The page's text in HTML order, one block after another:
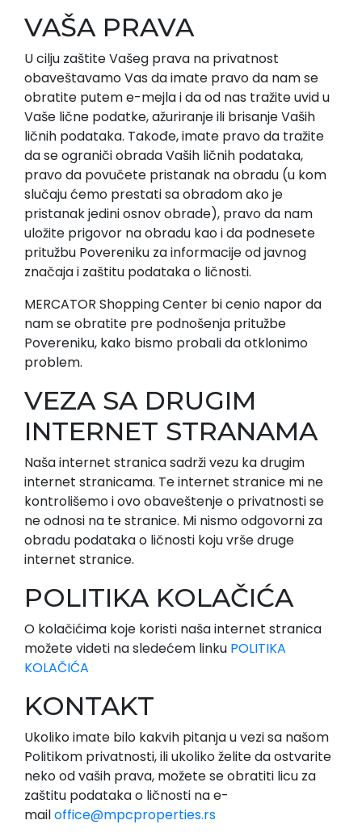
VAŠA PRAVA
U cilju zaštite Vašeg prava na privatnost
obaveštavamo Vas da imate pravo da nam se
obratite putem e-mejla i da od nas tražite uvid u
Vaše lične podatke, ažuriranje ili brisanje Vaših
ličnih podataka. Takođe, imate pravo da tražite
da se ograniči obrada Vaših ličnih podataka,
pravo da povučete pristanak na obradu (u kom
slučaju ćemo prestati sa obradom ako je
pristanak jedini osnov obrade), pravo da nam
uložite prigovor na obradu kao i da podnesete
pritužbu Povereniku za informacije od javnog
značaja i zaštitu podataka o ličnosti.
MERCATOR Shopping Center bi cenio napor da
nam se obratite pre podnošenja pritužbe
Povereniku, kako bismo probali da otklonimo
problem.
VEZA SA DRUGIM
INTERNET STRANAMA
Naša internet stranica sadrži vezu ka drugim
internet stranicama. Te internet stranice mi ne
kontrolišemo i ovo obaveštenje o privatnosti se
ne odnosi na te stranice. Mi nismo odgovorni za
obradu podataka o ličnosti koju vrše druge
internet stranice.
POLITIKA KOLAČIĆA
O kolačićima koje koristi naša internet stranica
možete videti na sledećem linku POLITIKA
KOLAČIĆA
KONTAKT
Ukoliko imate bilo kakvih pitanja u vezi sa našom
Politikom privatnosti, ili ukoliko želite da ostvarite
neko od vaših prava, možete se obratiti licu za
zaštitu podataka o ličnosti na e-
mailoffice@mpcproperties.rs